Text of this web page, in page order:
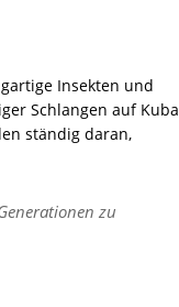
Insekten und
Schlangen auf Kuba
ständig daran,
zu